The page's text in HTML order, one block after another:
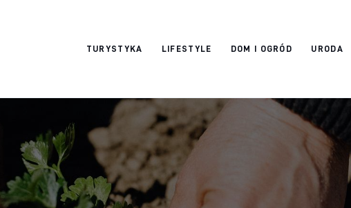
TURYSTYKA LIFESTYLE DOM I OGRÓD URODA
okazjonalne-